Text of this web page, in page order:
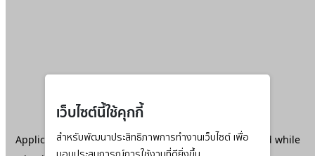
เว็บไซต์นี้ใช้คุกกี้
สำหรับพัฒนาประสิทธิภาพการทำงานเว็บไซต์ เพื่อ
Application error: aclient-side exception has occurred while